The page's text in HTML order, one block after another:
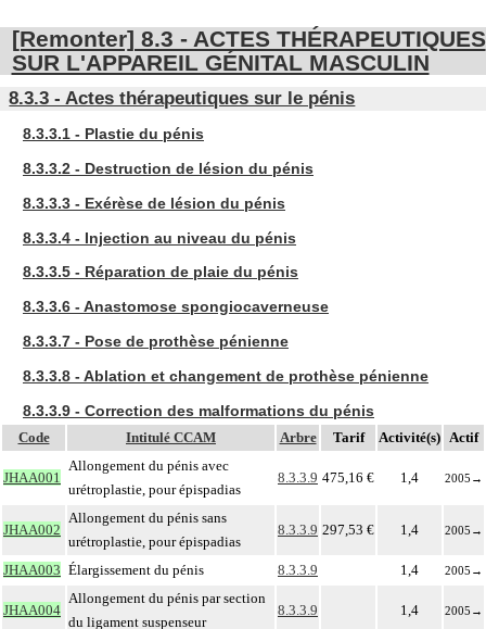
[Remonter] 8.3 - ACTES THÉRAPEUTIQUES
SUR L'APPAREIL GÉNITAL MASCULIN
8.3.3 - Actes thérapeutiques sur le pénis
8.3.3.1 - Plastie du pénis
8.3.3.2 - Destruction de lésion du pénis
8.3.3.3 - Exérèse de lésion du pénis
8.3.3.4 - Injection au niveau du pénis
8.3.3.5 - Réparation de plaie du pénis
8.3.3.6 - Anastomose spongiocaverneuse
8.3.3.7 - Pose de prothèse pénienne
8.3.3.8 - Ablation et changement de prothèse pénienne
8.3.3.9 - Correction des malformations du pénis
Code Intitulé CCAM Arbre Tarif Activité(s) Actif
JHAA001
Allongement du pénis avec
urétroplastie, pour épispadias
8.3.3.9 475,16 € 1,4 2005 →
JHAA002
Allongement du pénis sans
urétroplastie, pour épispadias
8.3.3.9 297,53 € 1,4 2005 →
JHAA003 Élargissement du pénis 8.3.3.9 1,4 2005 →
JHAA004
Allongement du pénis par section
du ligament suspenseur
8.3.3.9 1,4 2005 →